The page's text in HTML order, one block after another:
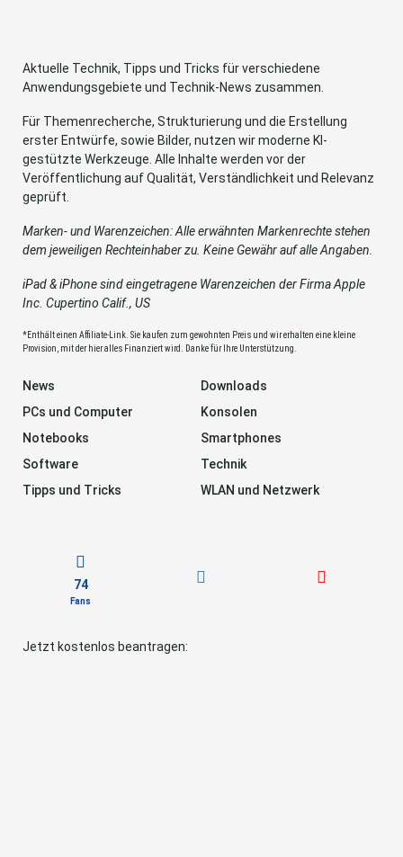
Aktuelle Technik, Tipps und Tricks für verschiedene
Anwendungsgebiete und Technik-News zusammen.
Für Themenrecherche, Strukturierung und die Erstellung
erster Entwürfe, sowie Bilder, nutzen wir moderne KI-
gestützte Werkzeuge. Alle Inhalte werden vor der
Veröffentlichung auf Qualität, Verständlichkeit und Relevanz
geprüft.
Marken- und Warenzeichen: Alle erwähnten Markenrechte stehen
dem jeweiligen Rechteinhaber zu. Keine Gewähr auf alle Angaben.
iPad & iPhone sind eingetragene Warenzeichen der Firma Apple
Inc. Cupertino Calif., US
*Enthält einen Affiliate-Link. Sie kaufen zum gewohnten Preis und wir erhalten eine kleine
Provision, mit der hier alles Finanziert wird. Danke für Ihre Unterstützung.
News
Downloads
PCs und Computer
Konsolen
Notebooks
Smartphones
Software
Technik
Tipps und Tricks
WLAN und Netzwerk
74
Fans
Jetzt kostenlos beantragen: